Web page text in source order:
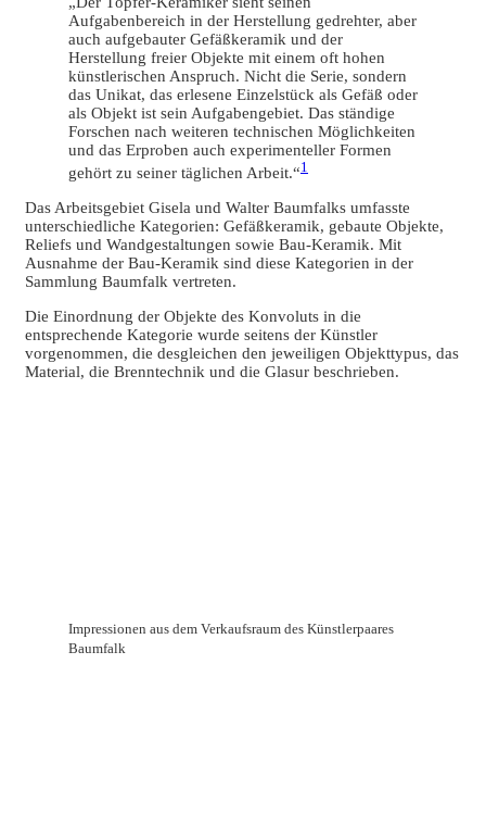
Aufgabenbereich in der Herstellung gedrehter, aber
auch aufgebauter Gefäßkeramik und der
Herstellung freier Objekte mit einem oft hohen
künstlerischen Anspruch. Nicht die Serie, sondern
das Unikat, das erlesene Einzelstück als Gefäß oder
als Objekt ist sein Aufgabengebiet. Das ständige
Forschen nach weiteren technischen Möglichkeiten
und das Erproben auch experimenteller Formen
gehört zu seiner täglichen Arbeit.“1
Das Arbeitsgebiet Gisela und Walter Baumfalks umfasste
unterschiedliche Kategorien: Gefäßkeramik, gebaute Objekte,
Reliefs und Wandgestaltungen sowie Bau-Keramik. Mit
Ausnahme der Bau-Keramik sind diese Kategorien in der
Sammlung Baumfalk vertreten.
Die Einordnung der Objekte des Konvoluts in die
entsprechende Kategorie wurde seitens der Künstler
vorgenommen, die desgleichen den jeweiligen Objekttypus, das
Material, die Brenntechnik und die Glasur beschrieben.
Impressionen aus dem Verkaufsraum des Künstlerpaares
Baumfalk